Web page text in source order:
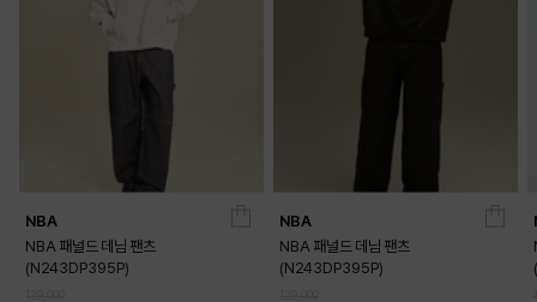
NBA
NBA 패널드 데님 팬츠
(N243DP395P)
NBA
NBA 패널드 데님 팬츠
(N243DP395P)